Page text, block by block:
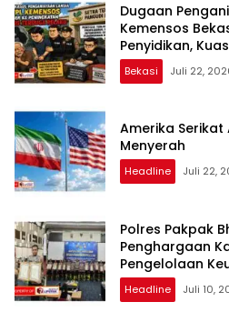
Dugaan
Kemensos
Penyidikan,
Transparan dan
Bekasi Juli 22,
Amerika Serikat
Menyerah
Headline Juli 22,
Polres Pakpak
Penghargaan
Pengelolaan
Headline Juli 10,